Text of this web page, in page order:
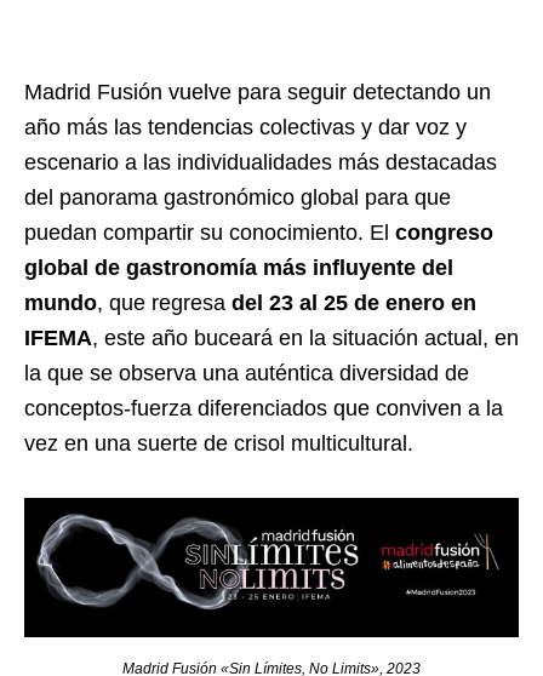
Madrid Fusión vuelve para seguir detectando un
año más las tendencias colectivas y dar voz y
escenario a las individualidades más destacadas
del panorama gastronómico global para que
puedan compartir su conocimiento. El congreso
global de gastronomía más influyente del
mundo, que regresa del 23 al 25 de enero en
IFEMA, este año buceará en la situación actual, en
la que se observa una auténtica diversidad de
conceptos-fuerza diferenciados que conviven a la
vez en una suerte de crisol multicultural.
Madrid Fusión «Sin Límites, No Limits», 2023